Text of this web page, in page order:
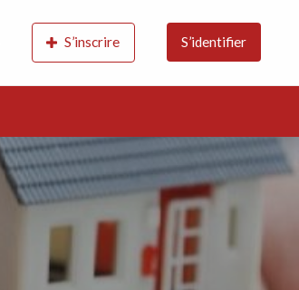
S’inscrire S’identifier